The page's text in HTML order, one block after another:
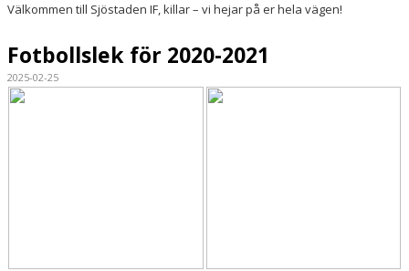
Välkommen till Sjöstaden IF, killar – vi hejar på er hela vägen!
Fotbollslek för 2020-2021
2025-02-25